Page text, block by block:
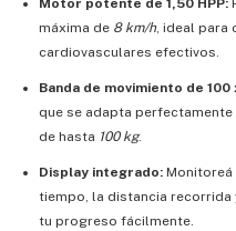
Motor potente de 1,50 HPP:
máxima de 8 km/h, ideal para
cardiovasculares efectivos.
Banda de movimiento de 100
que se adapta
de hasta 100 kg.
Display integrado: Monitoreá
tiempo, la distancia recorrida
tu progreso fácilmente.